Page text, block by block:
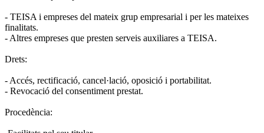
- TEISA i empreses del mateix grup empresarial i per les mateixes
finalitats.
- Altres empreses que presten serveis auxiliares a TEISA.
Drets:
- Accés, rectificació, cancel·lació, oposició i portabilitat.
- Revocació del consentiment prestat.
Procedència: